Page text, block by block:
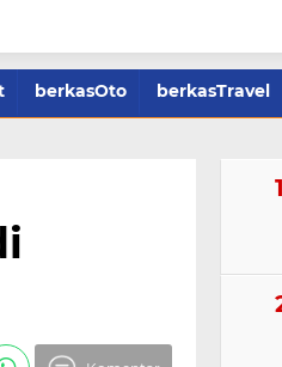
berkasOto berkasTravel